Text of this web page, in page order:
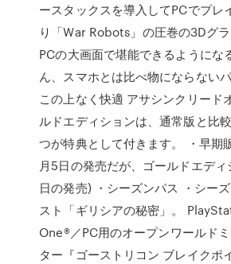
ースタックスを導入してPCでプレ
り「War Robots」の圧巻の3Dグ
PCの大画面で堪能できるようにな
ん、スマホとは比べ物にならない
この上なく快適 アサシンクリード
ルドエディションは、通常版と比
つが特典として付きます。 ・早期
月5日の発売だが、ゴールドエデ
日の発売) ・シーズンパス ・シー
スト「ギリシアの秘密」。
One®／PC用のオープンワールド
ター『ゴーストリコン ブレイクポ